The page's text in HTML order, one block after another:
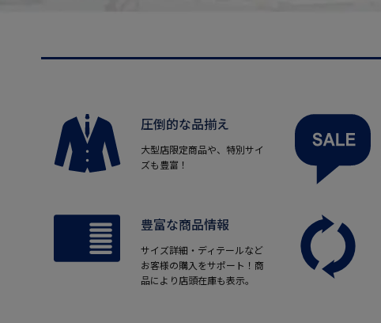
圧倒的な品揃え
大型店限定商品や、特別サイ
ズも豊富！
豊富な商品情報
サイズ詳細・ディテールなど
お客様の購入をサポート！商
品により店頭在庫も表示。